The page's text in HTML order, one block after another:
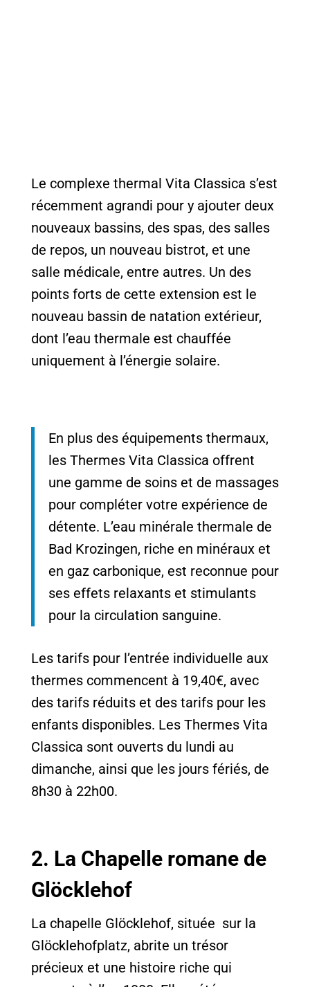
Le complexe thermal Vita Classica s’est
récemment agrandi pour y ajouter deux
nouveaux bassins, des spas, des salles
de repos, un nouveau bistrot, et une
salle médicale, entre autres. Un des
points forts de cette extension est le
nouveau bassin de natation extérieur,
dont l’eau thermale est chauffée
uniquement à l’énergie solaire.
En plus des équipements thermaux,
les Thermes Vita Classica offrent
une gamme de soins et de massages
pour compléter votre expérience de
détente. L’eau minérale thermale de
Bad Krozingen, riche en minéraux et
en gaz carbonique, est reconnue pour
ses effets relaxants et stimulants
pour la circulation sanguine.
Les tarifs pour l’entrée individuelle aux
thermes commencent à 19,40€, avec
des tarifs réduits et des tarifs pour les
enfants disponibles. Les Thermes Vita
Classica sont ouverts du lundi au
dimanche, ainsi que les jours fériés, de
8h30 à 22h00.
2. La Chapelle romane de
Glöcklehof
La chapelle Glöcklehof, située sur la
Glöcklehofplatz, abrite un trésor
précieux et une histoire riche qui